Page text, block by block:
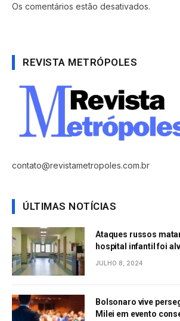
Os comentários estão desativados.
REVISTA METRÓPOLES
contato@revistametropoles.com.br
ÚLTIMAS NOTÍCIAS
Ataques russos
hospital infantil foi
JULHO 8, 2024
Bolsonaro vive
Milei em evento